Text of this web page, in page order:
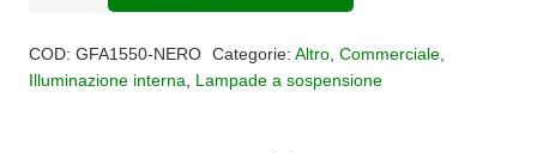
PER
COD: GFA1550-NERO Categorie: Altro, Commerciale,
Illuminazione interna, Lampade a sospensione